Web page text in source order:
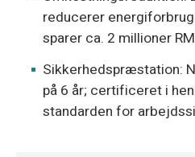
reducerer
sparer ca. 2 millioner
Sikkerhedspræstation:
på 6 år; certificeret i
standarden for